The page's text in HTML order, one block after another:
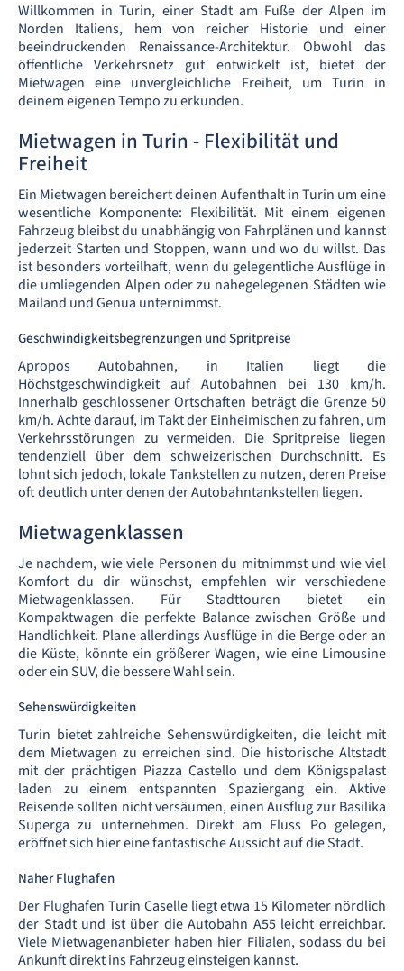
Willkommen in Turin, einer Stadt am Fuße der Alpen im
Norden Italiens, hem von reicher Historie und einer
beeindruckenden Renaissance-Architektur. Obwohl das
öffentliche Verkehrsnetz gut entwickelt ist, bietet der
Mietwagen eine unvergleichliche Freiheit, um Turin in
deinem eigenen Tempo zu erkunden.
Mietwagen in Turin - Flexibilität und
Freiheit
Ein Mietwagen bereichert deinen Aufenthalt in Turin um eine
wesentliche Komponente: Flexibilität. Mit einem eigenen
Fahrzeug bleibst du unabhängig von Fahrplänen und kannst
jederzeit Starten und Stoppen, wann und wo du willst. Das
ist besonders vorteilhaft, wenn du gelegentliche Ausflüge in
die umliegenden Alpen oder zu nahegelegenen Städten wie
Mailand und Genua unternimmst.
Geschwindigkeitsbegrenzungen und Spritpreise
Apropos Autobahnen, in Italien liegt die
Höchstgeschwindigkeit auf Autobahnen bei 130 km/h.
Innerhalb geschlossener Ortschaften beträgt die Grenze 50
km/h. Achte darauf, im Takt der Einheimischen zu fahren, um
Verkehrsstörungen zu vermeiden. Die Spritpreise liegen
tendenziell über dem schweizerischen Durchschnitt. Es
lohnt sich jedoch, lokale Tankstellen zu nutzen, deren Preise
oft deutlich unter denen der Autobahntankstellen liegen.
Mietwagenklassen
Je nachdem, wie viele Personen du mitnimmst und wie viel
Komfort du dir wünschst, empfehlen wir verschiedene
Mietwagenklassen. Für Stadttouren bietet ein
Kompaktwagen die perfekte Balance zwischen Größe und
Handlichkeit. Plane allerdings Ausflüge in die Berge oder an
die Küste, könnte ein größerer Wagen, wie eine Limousine
oder ein SUV, die bessere Wahl sein.
Sehenswürdigkeiten
Turin bietet zahlreiche Sehenswürdigkeiten, die leicht mit
dem Mietwagen zu erreichen sind. Die historische Altstadt
mit der prächtigen Piazza Castello und dem Königspalast
laden zu einem entspannten Spaziergang ein. Aktive
Reisende sollten nicht versäumen, einen Ausflug zur Basilika
Superga zu unternehmen. Direkt am Fluss Po gelegen,
eröffnet sich hier eine fantastische Aussicht auf die Stadt.
Naher Flughafen
Der Flughafen Turin Caselle liegt etwa 15 Kilometer nördlich
der Stadt und ist über die Autobahn A55 leicht erreichbar.
Viele Mietwagenanbieter haben hier Filialen, sodass du bei
Ankunft direkt ins Fahrzeug einsteigen kannst.